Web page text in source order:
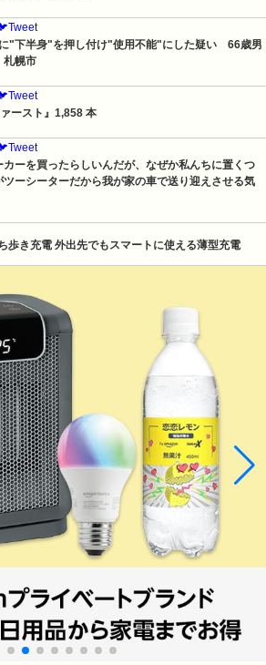
"下半身"を押し付け"使用不能"にした疑い　66歳男
札幌市
ースト』1,858 本
ーを買ったらしいんだが、なぜか私んちに置くつ
ーシーターだから我が家の車で送り迎えさせる気
歩き充電 外出先でもスマートに使える薄型充電